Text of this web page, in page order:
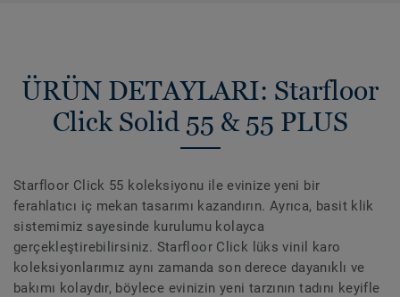
ÜRÜN DETAYLARI: Starfloor
Click Solid 55 & 55 PLUS
Starfloor Click 55 koleksiyonu ile evinize yeni bir
ferahlatıcı iç mekan tasarımı kazandırın. Ayrıca, basit klik
sistemimiz sayesinde kurulumu kolayca
gerçekleştirebilirsiniz. Starfloor Click lüks vinil karo
koleksiyonlarımız aynı zamanda son derece dayanıklı ve
bakımı kolaydır, böylece evinizin yeni tarzının tadını keyifle